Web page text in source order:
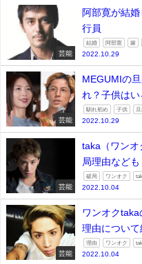
芸能
阿部寛が結
行員
結婚 阿部寛 嫁
2022.10.29
芸能
MEGUMIの
れ？子供はい
馴れ初め 子供
2022.10.29
芸能
taka（ワンオ
局理由なども
破局 ワンオク
2022.10.04
芸能
ワンオク
理由について
理由 ワンオク
2022.10.04